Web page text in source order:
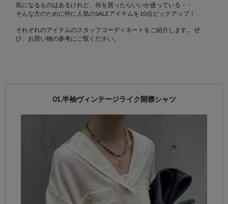
気になるものはあるけれど、何を買ったらいいか迷っている・・
そんな方のために特に人気のSALEアイテムを10点ピックアップ！
それぞれのアイテムのスタッフコーディネートをご紹介します。 ぜ
ひ、お買い物の参考にご覧ください。
01.半袖ヴィンテージライク開襟シャツ